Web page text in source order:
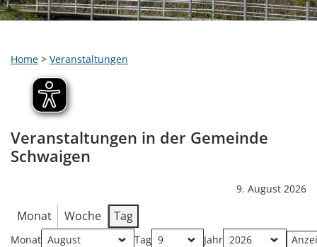
Home > Veranstaltungen
Veranstaltungen in der Gemeinde
Schwaigen
9. August 2026
Monat Woche Tag
Monat Tag Jahr